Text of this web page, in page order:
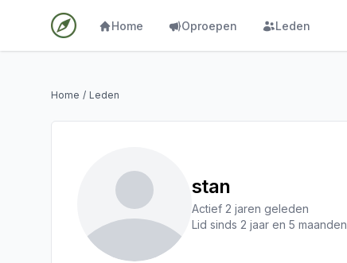
Home Oproepen Leden
Home / Leden
stan
Actief 2 jaren geleden
Lid sinds 2 jaar en 5 maanden